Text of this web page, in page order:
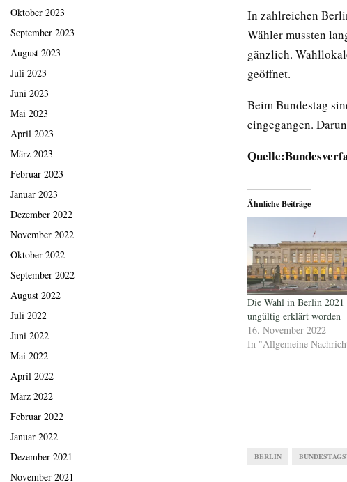
In zahlreichen
Wähler mussten
gänzlich.
geöffnet.
Beim Bundestag
eingegangen.
Ähnliche Beiträge
Die Wahl in Berlin 2021
ungültig erklärt worden
16. November 2022
In "Allgemeine
BERLIN
Oktober 2023
September 2023
August 2023
Juli 2023
Juni 2023
Mai 2023
April 2023
März 2023
Februar 2023
Januar 2023
Dezember 2022
November 2022
Oktober 2022
September 2022
August 2022
Juli 2022
Juni 2022
Mai 2022
April 2022
März 2022
Februar 2022
Januar 2022
Dezember 2021
November 2021